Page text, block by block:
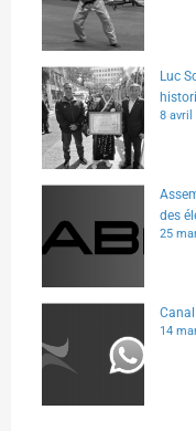
Luc
8 avril
des
25
14